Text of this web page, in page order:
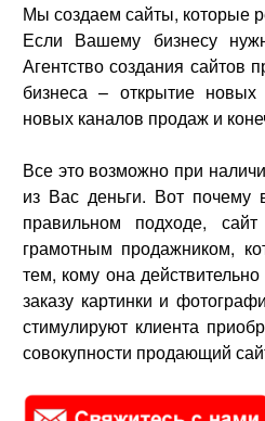
Мы создаем сайты, которые
Если Вашему бизнесу
Агентство создания сайтов
бизнеса – открытие новых
новых каналов продаж и
Все это возможно при
из Вас деньги. Вот почему
правильном подходе,
грамотным продажником,
тем, кому она
заказу картинки и
стимулируют клиента
совокупности продающий